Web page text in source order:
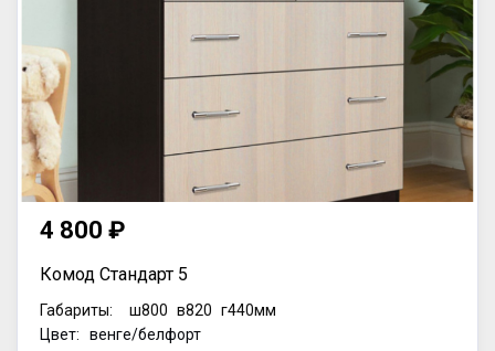
4 800 ₽
Комод Стандарт 5
Габариты: ш800 в820 г440мм
Цвет: венге/белфорт